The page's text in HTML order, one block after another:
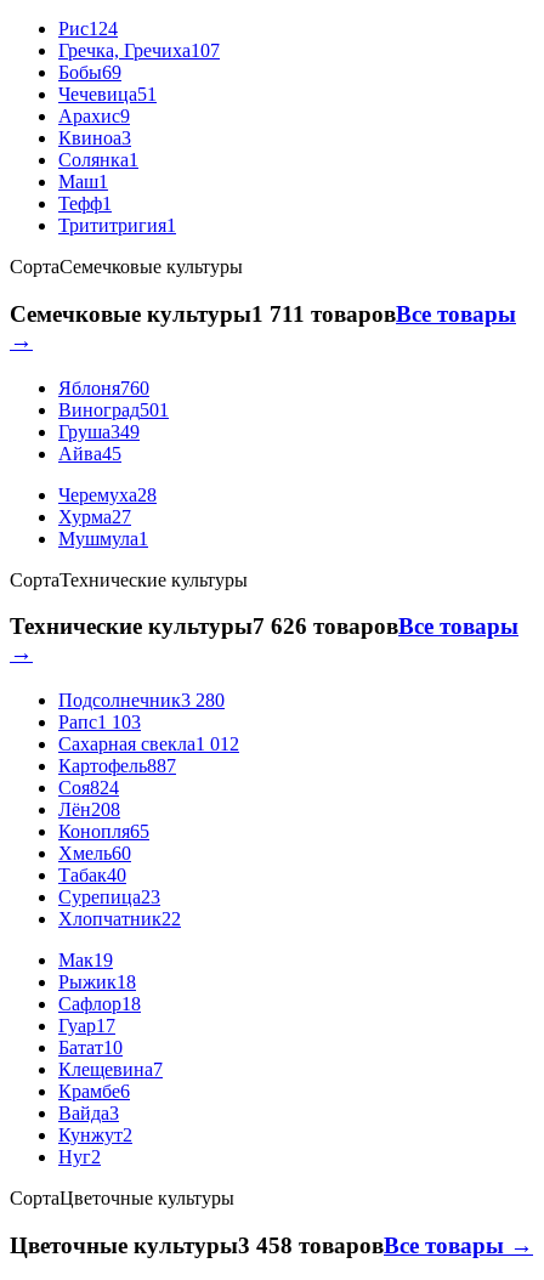
Рис124
Гречка, Гречиха107
Бобы69
Чечевица51
Арахис9
Квиноа3
Солянка1
Маш1
Тефф1
Трититригия1
СортаСемечковые культуры
Семечковые культуры1 711 товаровВсе товары
→
Яблоня760
Виноград501
Груша349
Айва45
Черемуха28
Хурма27
Мушмула1
СортаТехнические культуры
Технические культуры7 626 товаровВсе товары
→
Подсолнечник3 280
Рапс1 103
Сахарная свекла1 012
Картофель887
Соя824
Лён208
Конопля65
Хмель60
Табак40
Сурепица23
Хлопчатник22
Мак19
Рыжик18
Сафлор18
Гуар17
Батат10
Клещевина7
Крамбе6
Вайда3
Кунжут2
Нуг2
СортаЦветочные культуры
Цветочные культуры3 458 товаровВсе товары →